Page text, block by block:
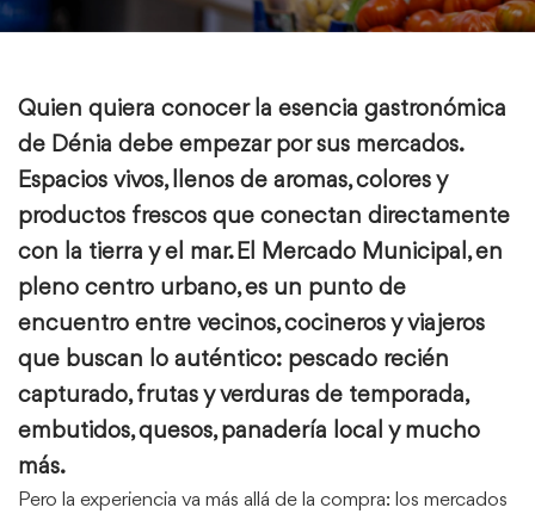
Quien quiera conocer la esencia gastronómica
de Dénia debe empezar por sus mercados.
Espacios vivos, llenos de aromas, colores y
productos frescos que conectan directamente
con la tierra y el mar. El Mercado Municipal, en
pleno centro urbano, es un punto de
encuentro entre vecinos, cocineros y viajeros
que buscan lo auténtico: pescado recién
capturado, frutas y verduras de temporada,
embutidos, quesos, panadería local y mucho
más.
Pero la experiencia va más allá de la compra: los mercados